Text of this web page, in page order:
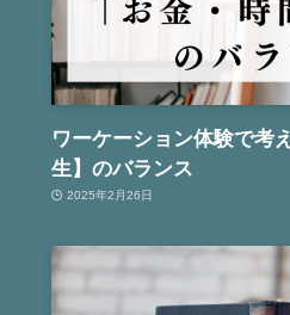
ワーケーション体験で考
生】のバランス
2025年2月26日